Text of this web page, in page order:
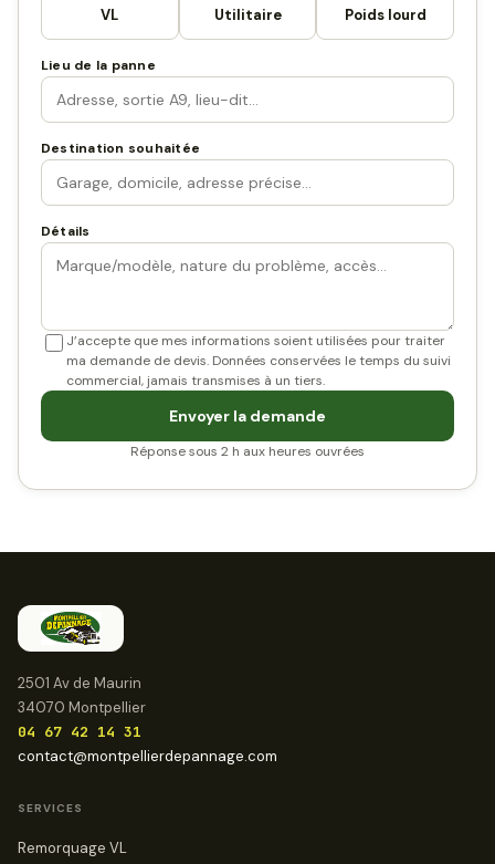
VL Utilitaire Poids lourd
Lieu de la panne
Destination souhaitée
Détails
J’accepte que mes informations soient utilisées pour traiter
ma demande de devis. Données conservées le temps du suivi
commercial, jamais transmises à un tiers.
Envoyer la demande
Réponse sous 2 h aux heures ouvrées
2501 Av de Maurin
34070 Montpellier
04 67 42 14 31
contact@montpellierdepannage.com
SERVICES
Remorquage VL